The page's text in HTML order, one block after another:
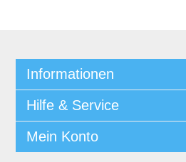
Informationen
Hilfe & Service
Mein Konto